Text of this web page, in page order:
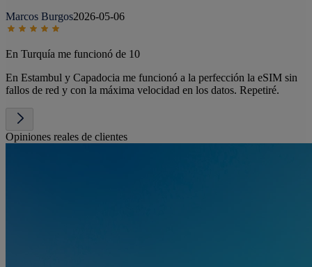
Marcos Burgos2026-05-06
En Turquía me funcionó de 10
En Estambul y Capadocia me funcionó a la perfección la eSIM sin
fallos de red y con la máxima velocidad en los datos. Repetiré.
Opiniones reales de clientes